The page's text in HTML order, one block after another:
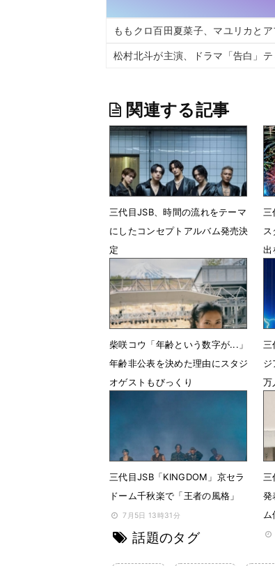
ももクロ百田夏菜子、マユリカと
松村北斗が主演、ドラマ「告白」
関連する記事
三代目JSB、時間の流れをテーマ
にしたコンセプトアルバム発売決
定
7月27日 12時54分
三
ス
出
柴咲コウ「年齢という数字が...」
年齢非公表を決めた理由にスタジ
オゲストもびっくり
三
万
三代目JSB「KINGDOM」京セラ
ドーム千秋楽で「王者の風格」
7月5日 13時31分
三
発
ム
話題のタグ